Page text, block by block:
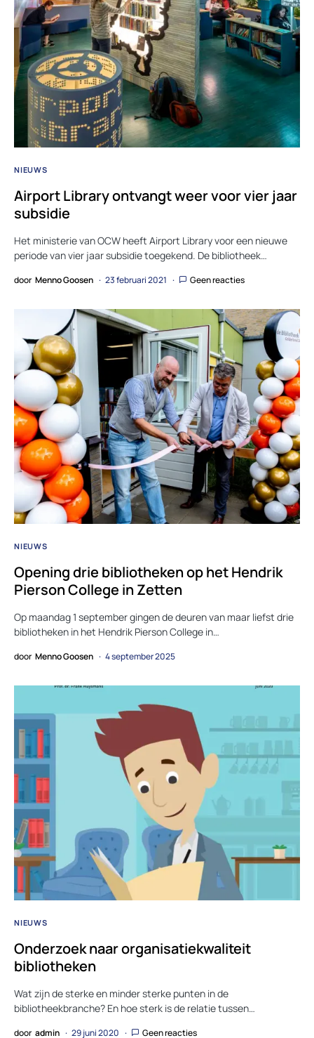
NIEUWS
Airport Library ontvangt weer voor vier jaar
subsidie
Het ministerie van OCW heeft Airport Library voor een nieuwe
periode van vier jaar subsidie toegekend. De bibliotheek…
door Menno Goosen 23 februari 2021 Geen reacties
NIEUWS
Opening drie bibliotheken op het Hendrik
Pierson College in Zetten
Op maandag 1 september gingen de deuren van maar liefst drie
bibliotheken in het Hendrik Pierson College in…
door Menno Goosen 4 september 2025
NIEUWS
Onderzoek naar organisatiekwaliteit
bibliotheken
Wat zijn de sterke en minder sterke punten in de
bibliotheekbranche? En hoe sterk is de relatie tussen…
door admin 29 juni 2020 Geen reacties